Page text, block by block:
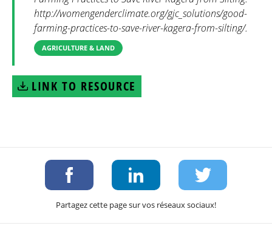
http://womengenderclimate.org/gjc_solutions/good-
farming-practices-to-save-river-kagera-from-silting/.
AGRICULTURE & LAND
LINK TO RESOURCE
Partagez cette page sur vos réseaux sociaux!